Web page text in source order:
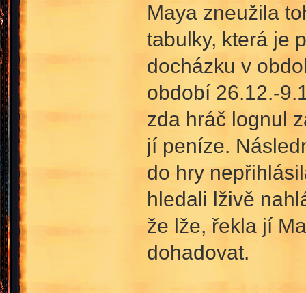
Maya zneužila
tabulky, která je
docházku v
období 26.12.-
zda hráč lognul
jí peníze.
do hry
hledali lživě
že lže, řekla jí
dohadovat.